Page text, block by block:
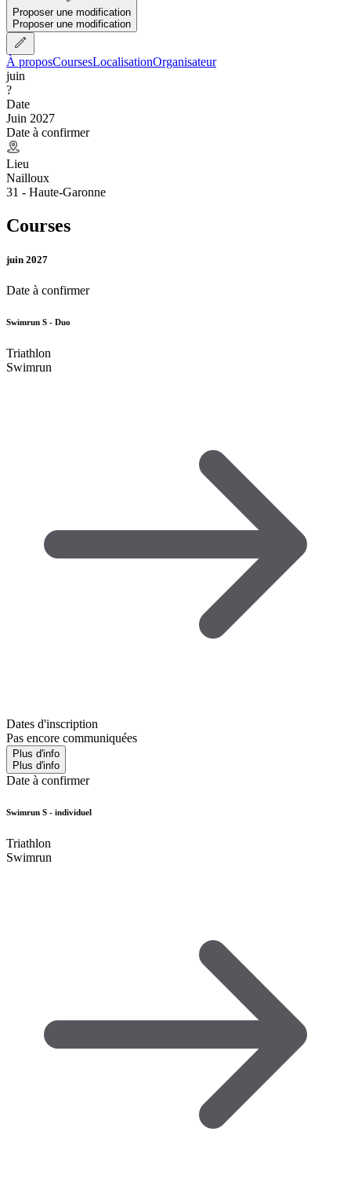
Proposer une modification
Proposer une modification
À proposCoursesLocalisationOrganisateur
juin
?
Date
Juin 2027
Date à confirmer
Lieu
Nailloux
31 - Haute-Garonne
Courses
juin 2027
Date à confirmer
Swimrun S - Duo
Triathlon
Swimrun
Dates d'inscription
Pas encore communiquées
Plus d'info
Plus d'info
Date à confirmer
Swimrun S - individuel
Triathlon
Swimrun